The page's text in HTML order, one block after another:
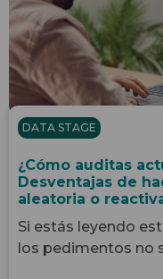
DATA STAGE
¿Cómo auditas
Desventajas de
aleatoria o
Si estás leyendo
los pedimentos no